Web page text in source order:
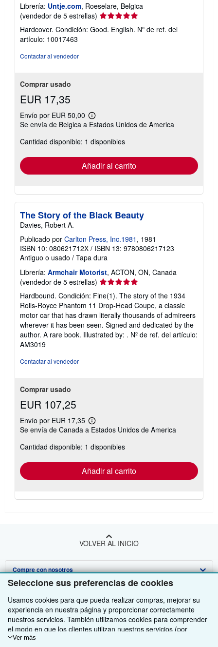
Seleccione sus preferencias de cookies
Usamos cookies para que pueda realizar compras, mejorar su
experiencia en nuestra página y proporcionar correctamente
nuestros servicios. También utilizamos cookies para comprender
el modo en que los clientes utilizan nuestros servicios (por
ejemplo, midiendo las visitas al sitio) y así poder realizar mejoras.
Ver más
Librería: Untje.com, Roeselare, Belgica
(vendedor de 5 estrellas) Calificación
del
vendedor:
Hardcover. Condición: Good. English. Nº de ref. del
artículo: 10017463
Contactar al vendedor
Comprar usado
EUR 17,35
Envío por EUR 50,00
Más
información
las
tarifas
envío
Se envía de Belgica a Estados Unidos de America
Cantidad disponible: 1 disponibles
Añadir al carrito
The Story of the Black Beauty
Davies, Robert A.
Publicado por Carlton Press, Inc.1981 , 1981
ISBN 10: 080621712X / ISBN 13: 9780806217123
Antiguo o usado / Tapa dura
Librería: Armchair Motorist, ACTON, ON, Canada
(vendedor de 5 estrellas) Calificación
vendedor:
5
de
5
estrellas
Hardbound. Condición: Fine(1). The story of the 1934
Rolls-Royce Phantom 11 Drop-Head Coupe, a classic
motor car that has drawn literally thousands of admireers
wherever it has been seen. Signed and dedicated by the
author. A rare book. Illustrated by: . Nº de ref. del artículo:
AM3019
Contactar al vendedor
Comprar usado
EUR 107,25
Envío por EUR 17,35
Más
información
las
tarifas
envío
Se envía de Canada a Estados Unidos de America
Cantidad disponible: 1 disponibles
Añadir al carrito
VOLVER AL INICIO
Compre con nosotros
Búsqueda avanzada
Colecciones
Mi cuenta
Venda con nosotros
Comenzar a vender
Únase a nuestro programa de afiliados
Sobre nosotros
Sobre IberLibro
Obtener Ayuda